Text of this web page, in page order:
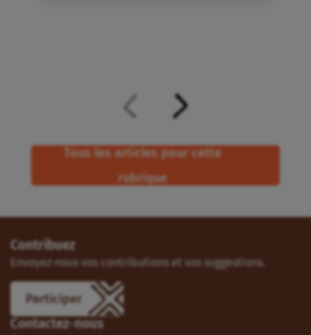
Tous les articles pour cette
rubrique
Contribuez
Envoyez-nous vos contributions et vos suggestions.
Participer
Contactez-nous